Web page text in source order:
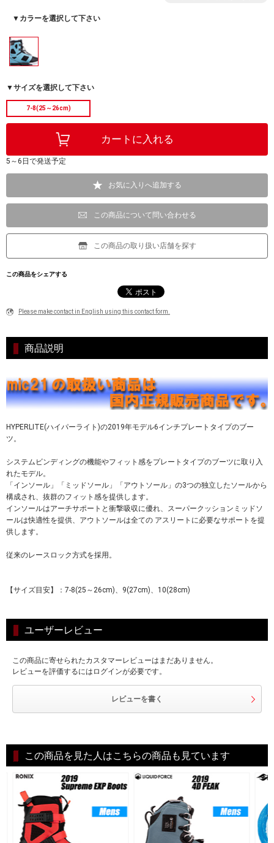
▼カラーを選択して下さい
▼サイズを選択して下さい
7-8(25～26cm)
5～6日で発送予定
お気に入りへ追加する
この商品について問い合わせる
この商品の取り扱い店舗を探す
この商品をシェアする
Please make contact in English using this contact form.
商品説明
HYPERLITE(ハイパーライト)の2019年モデル6インチプレートタイプのブー
ツ。
システムビンディングの機能やフィット感をプレートタイプのブーツに取り入
れたモデル。
「インソール」「ミッドソール」「アウトソール」の3つの独立したソールから
構成され、抜群のフィット感を提供します。
インソールはアーチサポートと衝撃吸収に優れ、スーパークッションミッドソ
ールは快適性を提供、アウトソールは全ての アスリートに必要なサポートを提
供します。
従来のレースロック方式を採用。
【サイズ目安】：7-8(25～26cm)、9(27cm)、10(28cm)
ユーザーレビュー
この商品に寄せられたカスタマーレビューはまだありません。
レビューを評価するにはログインが必要です。
レビューを書く
この商品を見た人はこちらの商品も見ています